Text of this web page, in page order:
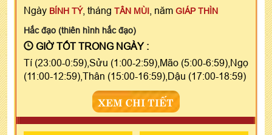
Ngày BÍNH TÝ, tháng TÂN MÙI , năm GIÁP THÌN
Hắc đạo (thiên hình hắc đạo)
GIỜ TỐT TRONG NGÀY :
Tí (23:00-0:59),Sửu (1:00-2:59),Mão (5:00-6:59),Ngọ
(11:00-12:59),Thân (15:00-16:59),Dậu (17:00-18:59)
XEM CHI TIẾT